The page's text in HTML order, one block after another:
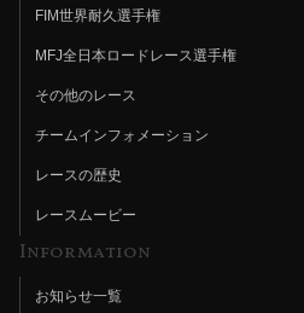
FIM世界耐久選手権
MFJ全日本ロードレース選手権
その他のレース
チームインフォメーション
レースの歴史
レースムービー
Information
お知らせ一覧